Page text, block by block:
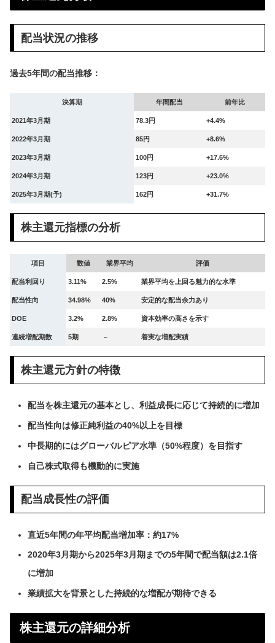
配当状況の推移
過去5年間の配当推移：
決算期 年間配当 前年比
2021年3月期 78.3円 +4.4%
2022年3月期 85円 +8.6%
2023年3月期 100円 +17.6%
2024年3月期 123円 +23.0%
2025年3月期(予) 162円 +31.7%
株主還元指標の分析
項目 数値 業界平均 評価
配当利回り 3.11% 2.5% 業界平均を上回る魅力的な水準
配当性向 34.98% 40% 安定的な配当余力あり
DOE 3.2% 2.8% 資本効率の高さを示す
連続増配期数 5期 － 着実な増配実績
株主還元方針の特徴
配当を株主還元の基本とし、利益成長に応じて持続的に増加
配当性向は修正純利益の40%以上を目標
中長期的にはグローバルピア水準（50%程度）を目指す
自己株式取得も機動的に実施
配当成長性の評価
直近5年間の年平均配当増加率：約17%
2020年3月期から2025年3月期までの5年間で配当額は2.1倍
に増加
業績拡大を背景とした持続的な増配が期待できる
株主還元の詳細分析